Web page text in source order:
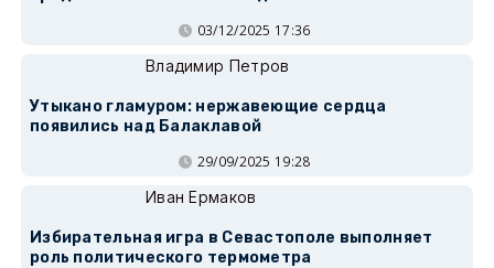
03/12/2025 17:36
Владимир Петров
Утыкано гламуром: нержавеющие сердца
появились над Балаклавой
29/09/2025 19:28
Иван Ермаков
Избирательная игра в Севастополе выполняет
роль политического термометра